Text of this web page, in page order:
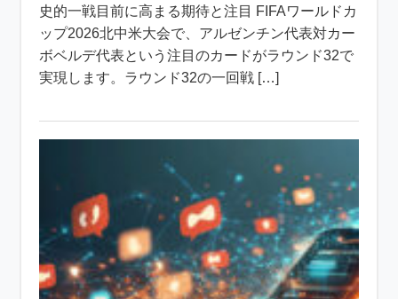
史的一戦目前に高まる期待と注目 FIFAワールドカ
ップ2026北中米大会で、アルゼンチン代表対カー
ボベルデ代表という注目のカードがラウンド32で
実現します。ラウンド32の一回戦 […]